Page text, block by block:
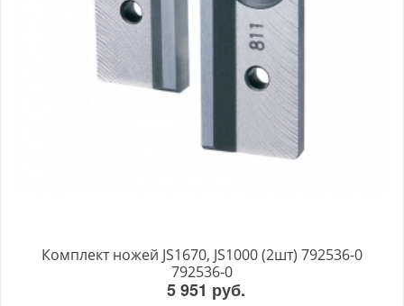
Комплект ножей JS1670, JS1000 (2шт) 792536-0
792536-0
5 951 руб.